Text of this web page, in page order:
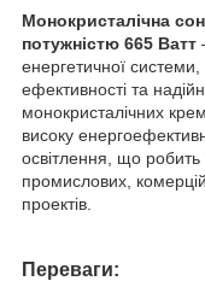
Монокристалічна
потужністю 665 Ватт
енергетичної
ефективності та
монокристалічних
високу
освітлення, що
промислових,
проектів.
Переваги: